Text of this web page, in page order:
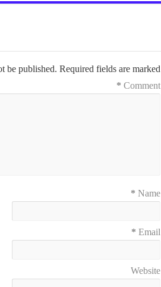
be published. Required fields are marked
Comment
*
Name
*
Email
*
Website